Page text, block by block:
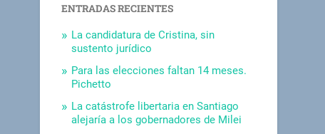
ENTRADAS RECIENTES
La candidatura de Cristina, sin
sustento jurídico
Para las elecciones faltan 14 meses.
Pichetto
La catástrofe libertaria en Santiago
alejaría a los gobernadores de Milei